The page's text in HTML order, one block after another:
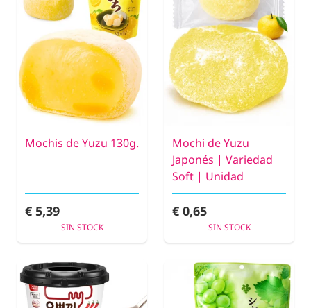
Mochis de Yuzu 130g.
€ 5,39
SIN STOCK
Mochi de Yuzu
Japonés | Variedad
Soft | Unidad
€ 0,65
SIN STOCK